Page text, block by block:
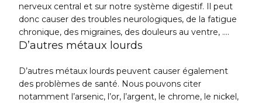
nerveux central et sur notre système digestif. Il peut
donc causer des troubles neurologiques, de la fatigue
chronique, des migraines, des douleurs au ventre, ….
D’autres métaux lourds
D’autres métaux lourds peuvent causer également
des problèmes de santé. Nous pouvons citer
notamment l’arsenic, l’or, l’argent, le chrome, le nickel,